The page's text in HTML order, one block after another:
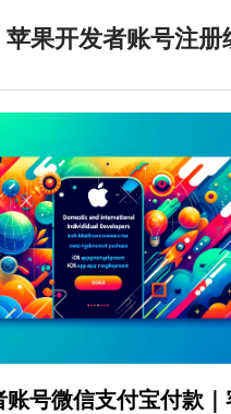
苹果开发者账号注册
账号微信支付宝付款｜